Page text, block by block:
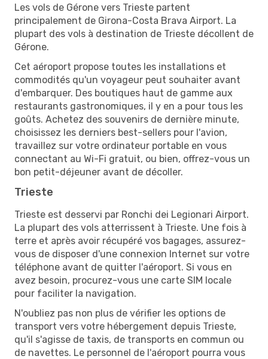
Les vols de Gérone vers Trieste partent
principalement de Girona-Costa Brava Airport. La
plupart des vols à destination de Trieste décollent de
Gérone.
Cet aéroport propose toutes les installations et
commodités qu'un voyageur peut souhaiter avant
d'embarquer. Des boutiques haut de gamme aux
restaurants gastronomiques, il y en a pour tous les
goûts. Achetez des souvenirs de dernière minute,
choisissez les derniers best-sellers pour l'avion,
travaillez sur votre ordinateur portable en vous
connectant au Wi-Fi gratuit, ou bien, offrez-vous un
bon petit-déjeuner avant de décoller.
Trieste
Trieste est desservi par Ronchi dei Legionari Airport.
La plupart des vols atterrissent à Trieste. Une fois à
terre et après avoir récupéré vos bagages, assurez-
vous de disposer d'une connexion Internet sur votre
téléphone avant de quitter l'aéroport. Si vous en
avez besoin, procurez-vous une carte SIM locale
pour faciliter la navigation.
N'oubliez pas non plus de vérifier les options de
transport vers votre hébergement depuis Trieste,
qu'il s'agisse de taxis, de transports en commun ou
de navettes. Le personnel de l'aéroport pourra vous